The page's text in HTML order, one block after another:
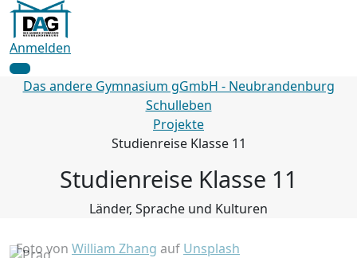
Anmelden
Studienreise Klasse 11
Länder, Sprache und Kulturen
Das andere Gymnasium gGmbH - Neubrandenburg
Schulleben
Projekte
Studienreise Klasse 11
Foto von William Zhang auf Unsplash